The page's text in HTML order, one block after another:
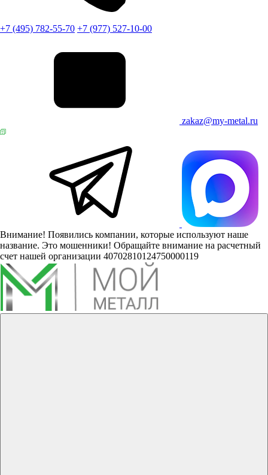
+7 (495) 782-55-70 +7 (977) 527-10-00
zakaz@my-metal.ru
Внимание! Появились компании, которые используют наше
название. Это мошенники! Обращайте внимание на расчетный
счет нашей организации 40702810124750000119